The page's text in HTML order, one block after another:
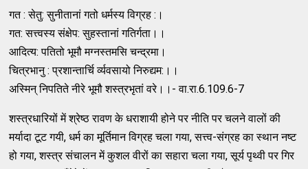
गत : सेतु: सुनीतानां गतो धर्मस्य विग्रह :।
गत: सत्त्वस्य संक्षेप: सुहस्तानां गतिर्गता।।
आदित्य: पतितो भूमौ मग्नस्तमसि चन्द्रमा।
चित्रभानु : प्रशान्तार्चि र्व्यवसायो निरुद्यम:।।
अस्मिन् निपतिते नीरे भूमौ शस्त्रभृतां वरे।।- वा.रा.6.109.6-7
शस्त्रधारियों में श्रेष्ठ रावण के धराशायी होने पर नीति पर चलने वालों की
मर्यादा टूट गयी, धर्म का मूर्तिमान विग्रह चला गया, सत्त्व-संग्रह का स्थान नष्ट
हो गया, शस्त्र संचालन में कुशल वीरों का सहारा चला गया, सूर्य पृथ्वी पर गिर